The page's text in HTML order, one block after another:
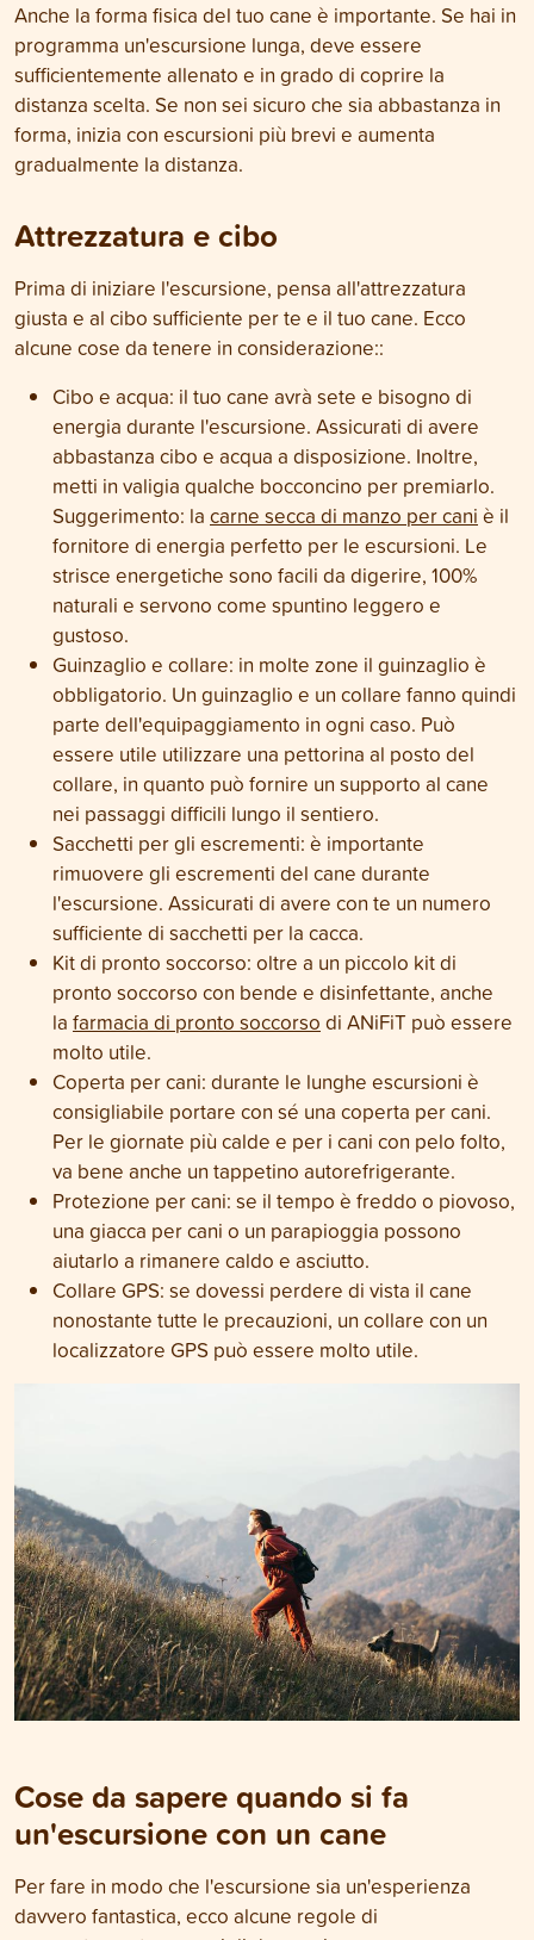
Anche la forma fisica del tuo cane è importante. Se hai in
programma un'escursione lunga, deve essere
sufficientemente allenato e in grado di coprire la
distanza scelta. Se non sei sicuro che sia abbastanza in
forma, inizia con escursioni più brevi e aumenta
gradualmente la distanza.
Attrezzatura e cibo
Prima di iniziare l'escursione, pensa all'attrezzatura
giusta e al cibo sufficiente per te e il tuo cane. Ecco
alcune cose da tenere in considerazione::
Cibo e acqua: il tuo cane avrà sete e bisogno di
energia durante l'escursione. Assicurati di avere
abbastanza cibo e acqua a disposizione. Inoltre,
metti in valigia qualche bocconcino per premiarlo.
Suggerimento: la carne secca di manzo per cani è il
fornitore di energia perfetto per le escursioni. Le
strisce energetiche sono facili da digerire, 100%
naturali e servono come spuntino leggero e
gustoso.
Guinzaglio e collare: in molte zone il guinzaglio è
obbligatorio. Un guinzaglio e un collare fanno quindi
parte dell'equipaggiamento in ogni caso. Può
essere utile utilizzare una pettorina al posto del
collare, in quanto può fornire un supporto al cane
nei passaggi difficili lungo il sentiero.
Sacchetti per gli escrementi: è importante
rimuovere gli escrementi del cane durante
l'escursione. Assicurati di avere con te un numero
sufficiente di sacchetti per la cacca.
Kit di pronto soccorso: oltre a un piccolo kit di
pronto soccorso con bende e disinfettante, anche
la farmacia di pronto soccorso di ANiFiT può essere
molto utile.
Coperta per cani: durante le lunghe escursioni è
consigliabile portare con sé una coperta per cani.
Per le giornate più calde e per i cani con pelo folto,
va bene anche un tappetino autorefrigerante.
Protezione per cani: se il tempo è freddo o piovoso,
una giacca per cani o un parapioggia possono
aiutarlo a rimanere caldo e asciutto.
Collare GPS: se dovessi perdere di vista il cane
nonostante tutte le precauzioni, un collare con un
localizzatore GPS può essere molto utile.
Cose da sapere quando si fa
un'escursione con un cane
Per fare in modo che l'escursione sia un'esperienza
davvero fantastica, ecco alcune regole di